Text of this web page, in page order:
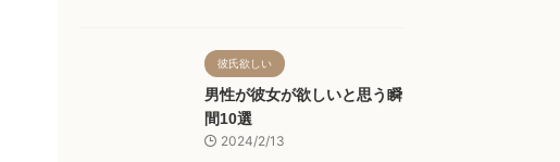
彼氏欲しい
男性が彼女が欲しいと思う瞬
間10選
2024/2/13